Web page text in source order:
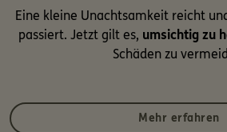
Eine kleine Unachtsamkeit reicht
passiert. Jetzt gilt es, umsichtig zu
Schäden zu
Mehr erfahren